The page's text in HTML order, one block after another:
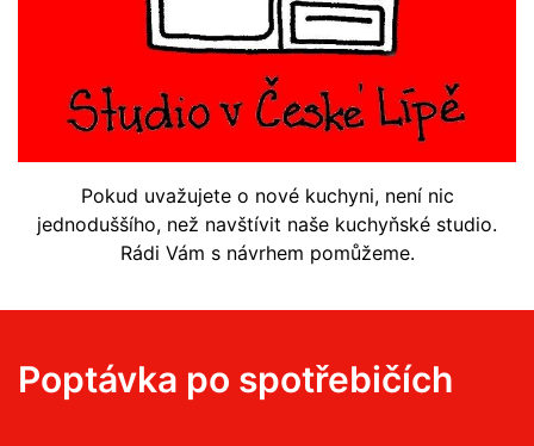
Pokud uvažujete o nové kuchyni, není nic
jednoduššího, než navštívit naše kuchyňské studio.
Rádi Vám s návrhem pomůžeme.
Poptávka po spotřebičích